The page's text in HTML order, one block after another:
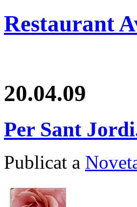
Restaurant
20.04.09
Per Sant
Publicat a